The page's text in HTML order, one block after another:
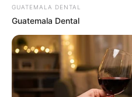
GUATEMALA DENTAL
Guatemala Dental